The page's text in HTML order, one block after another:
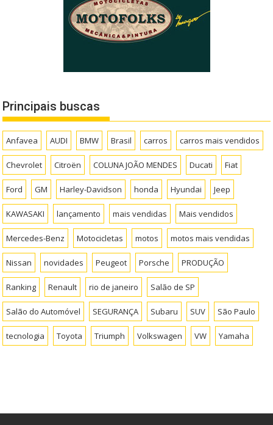
Principais buscas
Anfavea AUDI BMW Brasil carros carros mais vendidos
Chevrolet Citroën COLUNA JOÃO MENDES Ducati Fiat
Ford GM Harley-Davidson honda Hyundai Jeep
KAWASAKI lançamento mais vendidas Mais vendidos
Mercedes-Benz Motocicletas motos motos mais vendidas
Nissan novidades Peugeot Porsche PRODUÇÃO
Ranking Renault rio de janeiro Salão de SP
Salão do Automóvel SEGURANÇA Subaru SUV São Paulo
tecnologia Toyota Triumph Volkswagen VW Yamaha